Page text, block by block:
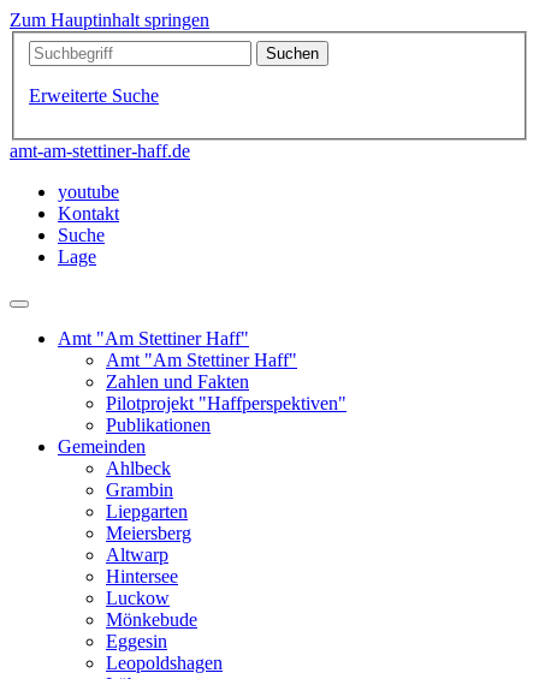
Zum Hauptinhalt springen
Erweiterte Suche
amt-am-stettiner-haff.de
youtube
Kontakt
Suche
Lage
Amt "Am Stettiner Haff"
Amt "Am Stettiner Haff"
Zahlen und Fakten
Pilotprojekt "Haffperspektiven"
Publikationen
Gemeinden
Ahlbeck
Grambin
Liepgarten
Meiersberg
Altwarp
Hintersee
Luckow
Mönkebude
Eggesin
Leopoldshagen